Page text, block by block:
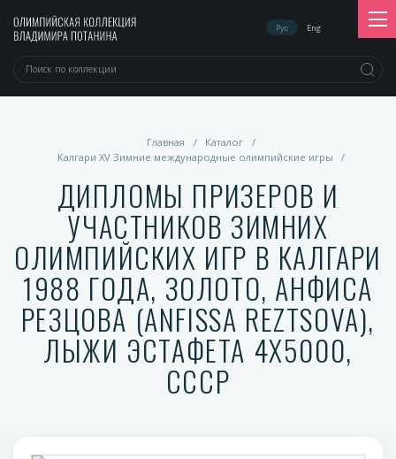
Рус Eng
Главная / Каталог
/
Калгари XV Зимние международные олимпийские игры
/
ДИПЛОМЫ ПРИЗЕРОВ И
УЧАСТНИКОВ ЗИМНИХ
ОЛИМПИЙСКИХ ИГР В КАЛГАРИ
1988 ГОДА, ЗОЛОТО, АНФИСА
РЕЗЦОВА (ANFISSA REZTSOVA),
ЛЫЖИ ЭСТАФЕТА 4Х5000,
СССР